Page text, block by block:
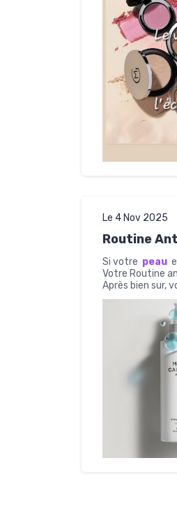
Le 4 Nov 2025
Routine
Si votre peau
Votre Routine
Après bien sur,